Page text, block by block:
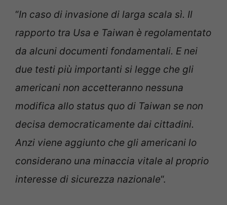
“In caso di invasione di larga scala sì. Il
rapporto tra Usa e Taiwan è regolamentato
da alcuni documenti fondamentali. E nei
due testi più importanti si legge che gli
americani non accetteranno nessuna
modifica allo status quo di Taiwan se non
decisa democraticamente dai cittadini.
Anzi viene aggiunto che gli americani lo
considerano una minaccia vitale al proprio
interesse di sicurezza nazionale“.